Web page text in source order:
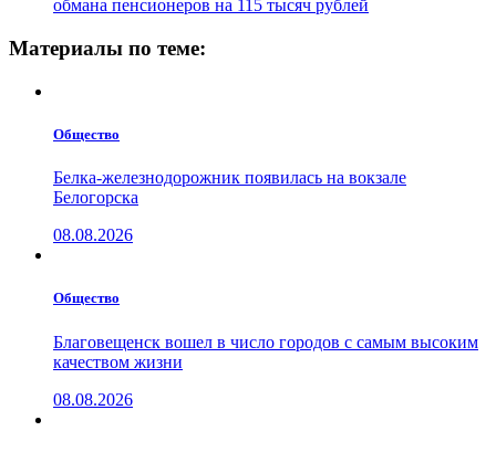
обмана пенсионеров на 115 тысяч рублей
Материалы по теме:
Общество
Белка-железнодорожник появилась на вокзале
Белогорска
08.08.2026
Общество
Благовещенск вошел в число городов с самым высоким
качеством жизни
08.08.2026